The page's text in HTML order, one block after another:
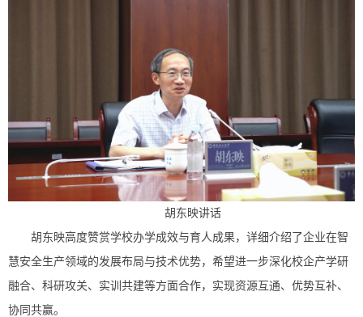
胡东映讲话
胡东映高度赞赏学校办学成效与育人成果，详细介绍了企业在智
慧安全生产领域的发展布局与技术优势，希望进一步深化校企产学研
融合、科研攻关、实训共建等方面合作，实现资源互通、优势互补、
协同共赢。